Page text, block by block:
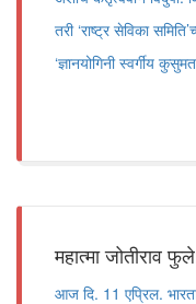
तरी ‘राष्ट्र सेविका
‘ज्ञानयोगिनी स्वर्गीय
महात्मा जोतीराव
आज दि. 11 एप्रिल.